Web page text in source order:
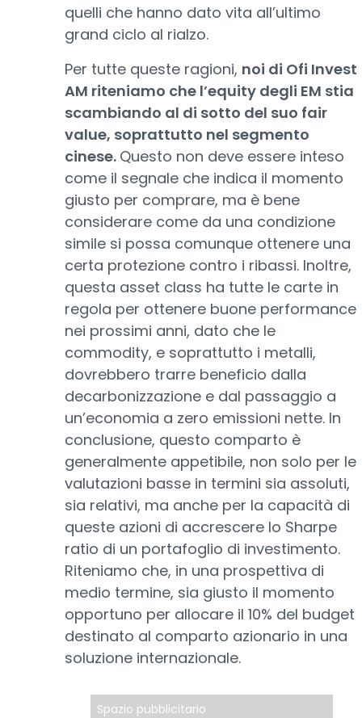
quelli che hanno dato vita all’ultimo
grand ciclo al rialzo.
Per tutte queste ragioni, noi di Ofi Invest
AM riteniamo che l’equity degli EM stia
scambiando al di sotto del suo fair
value, soprattutto nel segmento
cinese. Questo non deve essere inteso
come il segnale che indica il momento
giusto per comprare, ma è bene
considerare come da una condizione
simile si possa comunque ottenere una
certa protezione contro i ribassi. Inoltre,
questa asset class ha tutte le carte in
regola per ottenere buone performance
nei prossimi anni, dato che le
commodity, e soprattutto i metalli,
dovrebbero trarre beneficio dalla
decarbonizzazione e dal passaggio a
un’economia a zero emissioni nette. In
conclusione, questo comparto è
generalmente appetibile, non solo per le
valutazioni basse in termini sia assoluti,
sia relativi, ma anche per la capacità di
queste azioni di accrescere lo Sharpe
ratio di un portafoglio di investimento.
Riteniamo che, in una prospettiva di
medio termine, sia giusto il momento
opportuno per allocare il 10% del budget
destinato al comparto azionario in una
soluzione internazionale.
Spazio pubblicitario